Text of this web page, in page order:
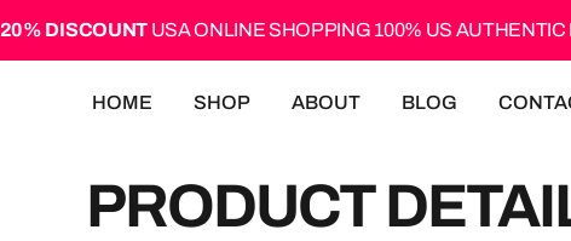
20% DISCOUNTUSA ONLINE SHOPPING 100% US
HOME SHOP ABOUT BLOG
PRODUCT